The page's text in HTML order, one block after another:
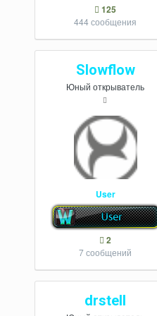
125
444 сообщения
Slowflow
Юный открыватель
User
2
7 сообщений
drstell